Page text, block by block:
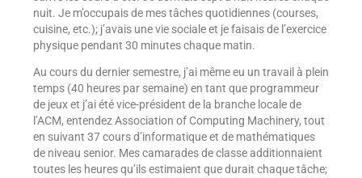
nuit. Je m’occupais de mes tâches quotidiennes (courses,
cuisine, etc.); j’avais une vie sociale et je faisais de l’exercice
physique pendant 30 minutes chaque matin.
Au cours du dernier semestre, j’ai même eu un travail à plein
temps (40 heures par semaine) en tant que programmeur
de jeux et j’ai été vice-président de la branche locale de
l’ACM, entendez Association of Computing Machinery, tout
en suivant 37 cours d’informatique et de mathématiques
de niveau senior. Mes camarades de classe additionnaient
toutes les heures qu’ils estimaient que durait chaque tâche;